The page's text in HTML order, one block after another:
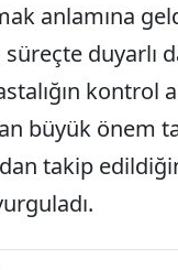
anlamına
duyarlı
kontrol
büyük önem
takip